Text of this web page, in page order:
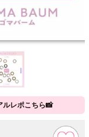
ルレポこちら📸